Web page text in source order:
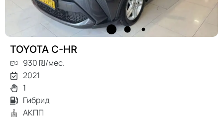
TOYOTA C-HR
930 ₪/мес.
2021
1
Гибрид
АКПП